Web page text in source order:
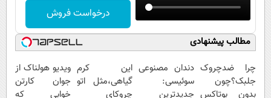
درخواست فروش
مطالب پیشنهادی
چرا ضدچروک
جلبک؟چون
بدون بوتاکس
دندان مصنوعی
سوئیسی:
جدیدترین
این کرم
گیاهی،مثل اتو
چروکای
ویدیو هولناک از
جوان کارتن
خوابی که